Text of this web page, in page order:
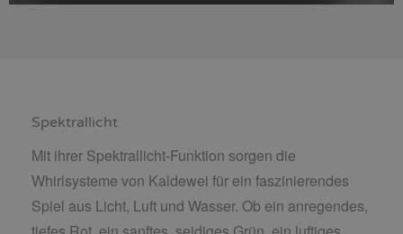
Spektrallicht
Mit ihrer Spektrallicht-Funktion sorgen die
Whirlsysteme von Kaldewei für ein faszinierendes
Spiel aus Licht, Luft und Wasser. Ob ein anregendes,